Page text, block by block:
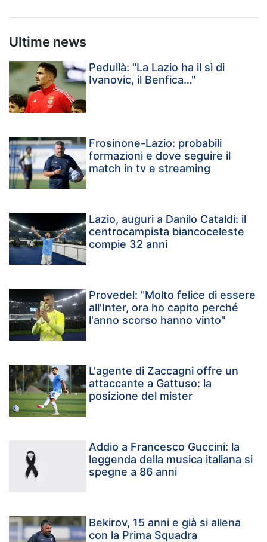
Ultime news
Pedullà: "La Lazio ha il sì di
Ivanovic, il Benfica…"
Frosinone-Lazio: probabili
formazioni e dove seguire il
match in tv e streaming
Lazio, auguri a Danilo Cataldi: il
centrocampista biancoceleste
compie 32 anni
Provedel: "Molto felice di essere
all'Inter, ora ho capito perché
l'anno scorso hanno vinto"
L'agente di Zaccagni offre un
attaccante a Gattuso: la
posizione del mister
Addio a Francesco Guccini: la
leggenda della musica italiana si
spegne a 86 anni
Bekirov, 15 anni e già si allena
con la Prima Squadra